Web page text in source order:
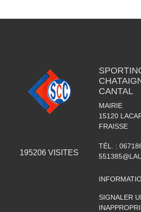
195206 VISITES
CANTAL
MAIRIE
15120
FRAISSE
TÉL. :
SIGNALER